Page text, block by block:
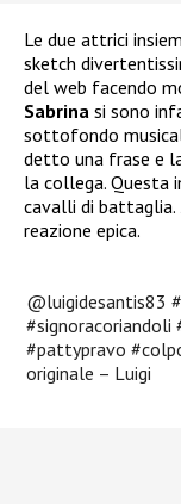
Le due attrici
sketch
del web facendo
Sabrina si sono
sottofondo
detto una frase e
la collega. Questa
cavalli di battaglia.
reazione epica.
@luigidesantis83
#signoracoriandoli
#pattypravo
originale – Luigi